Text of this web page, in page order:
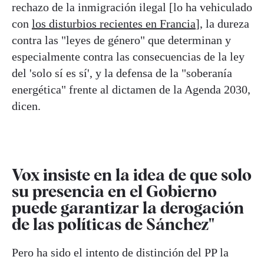
rechazo de la inmigración ilegal [lo ha vehiculado
con los disturbios recientes en Francia], la dureza
contra las "leyes de género" que determinan y
especialmente contra las consecuencias de la ley
del 'solo sí es sí', y la defensa de la "soberanía
energética" frente al dictamen de la Agenda 2030,
dicen.
Vox insiste en la idea de que solo
su presencia en el Gobierno
puede garantizar la derogación
de las políticas de Sánchez"
Pero ha sido el intento de distinción del PP la